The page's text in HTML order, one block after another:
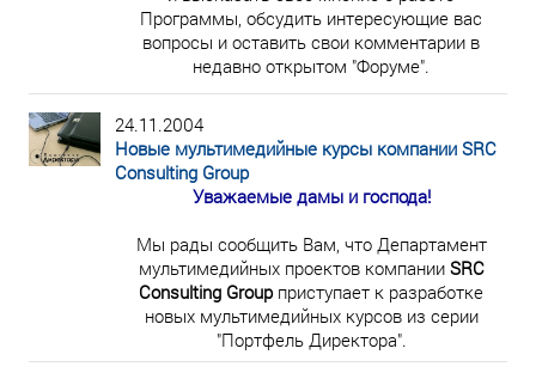
Программы, обсудить интересующие вас
вопросы и оставить свои комментарии в
недавно открытом "Форуме".
24.11.2004
Новые мультимедийные курсы компании SRC
Consulting Group
Уважаемые дамы и господа!
Мы рады сообщить Вам, что Департамент
мультимедийных проектов компании SRC
Consulting Groupприступает к разработке
новых мультимедийных курсов из серии
"Портфель Директора".